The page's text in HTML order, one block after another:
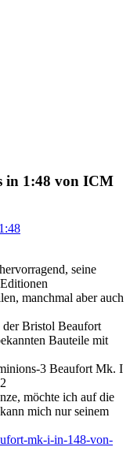
in 1:48 von ICM
seine
manchmal aber auch
der Bristol Beaufort
Bauteile mit
möchte ich auf die
mich nur seinem
mk-i-in-148-von-